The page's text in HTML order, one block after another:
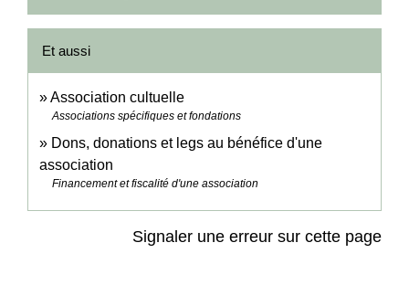
Et aussi
Association cultuelle
Associations spécifiques et fondations
Dons, donations et legs au bénéfice d'une
association
Financement et fiscalité d'une association
Signaler une erreur sur cette page